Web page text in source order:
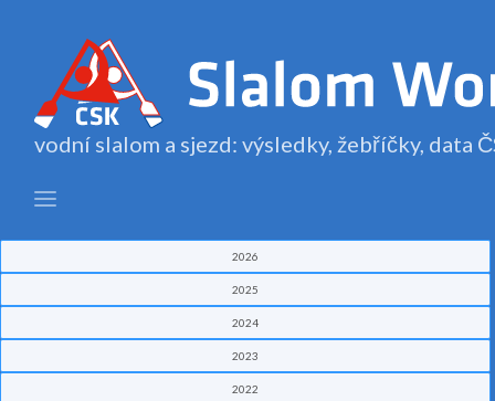
vodní slalom a sjezd: výsledky, žebříčky, data
2026
2025
2024
2023
2022